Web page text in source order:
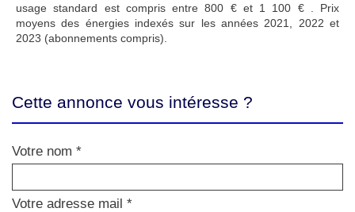
usage standard est compris entre 800 € et 1 100 € . Prix
moyens des énergies indexés sur les années 2021, 2022 et
2023 (abonnements compris).
Cette annonce vous intéresse ?
Votre nom *
Votre adresse mail *